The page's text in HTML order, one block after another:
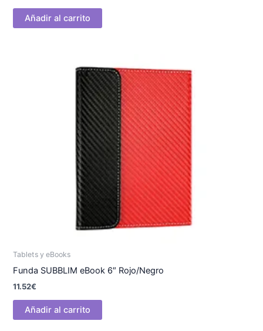
Añadir al carrito
Tablets y eBooks
Funda SUBBLIM eBook 6″ Rojo/Negro
11.52€
Añadir al carrito